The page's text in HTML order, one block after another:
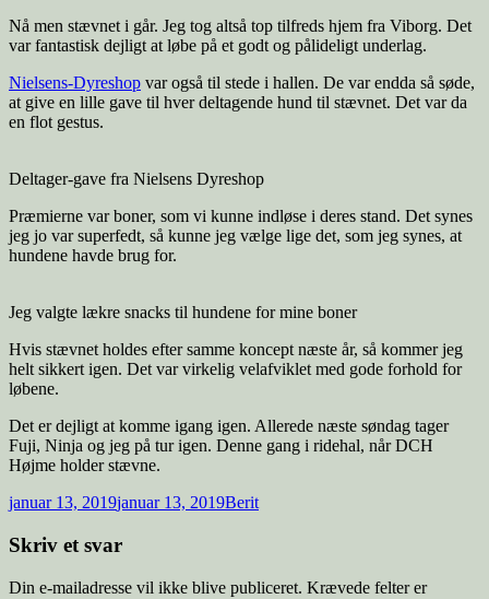
Nå men stævnet i går. Jeg tog altså top tilfreds hjem fra Viborg. Det
var fantastisk dejligt at løbe på et godt og pålideligt underlag.
Nielsens-Dyreshop var også til stede i hallen. De var endda så søde,
at give en lille gave til hver deltagende hund til stævnet. Det var da
en flot gestus.
Deltager-gave fra Nielsens Dyreshop
Præmierne var boner, som vi kunne indløse i deres stand. Det synes
jeg jo var superfedt, så kunne jeg vælge lige det, som jeg synes, at
hundene havde brug for.
Jeg valgte lækre snacks til hundene for mine boner
Hvis stævnet holdes efter samme koncept næste år, så kommer jeg
helt sikkert igen. Det var virkelig velafviklet med gode forhold for
løbene.
Det er dejligt at komme igang igen. Allerede næste søndag tager
Fuji, Ninja og jeg på tur igen. Denne gang i ridehal, når DCH
Højme holder stævne.
Udgivet
januar 13, 2019januar 13, 2019Forfatter
Berit
Skriv et svar
Din e-mailadresse vil ikke blive publiceret. Krævede felter er